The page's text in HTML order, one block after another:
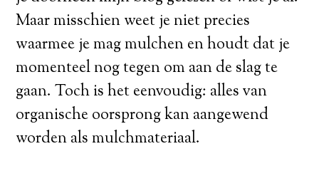
Maar misschien weet je niet precies
waarmee je mag mulchen en houdt dat je
momenteel nog tegen om aan de slag te
gaan. Toch is het eenvoudig: alles van
organische oorsprong kan aangewend
worden als mulchmateriaal.